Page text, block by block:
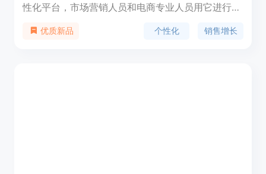
性化平台，市场营销人员和电商专业人员用它进行网
售，捆绑销售和内容个性化，提高转化率，平均订单
优质新品 个性化 销售增长